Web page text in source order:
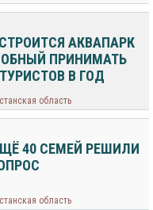
АКВАПАРК
ПРИНИМАТЬ
В ГОД
область
40 СЕМЕЙ РЕШИЛИ
область